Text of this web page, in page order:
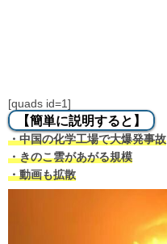
[quads id=1]
【簡単に説明すると】
・中国の化学工場で大爆発事故
・きのこ雲があがる規模
・動画も拡散